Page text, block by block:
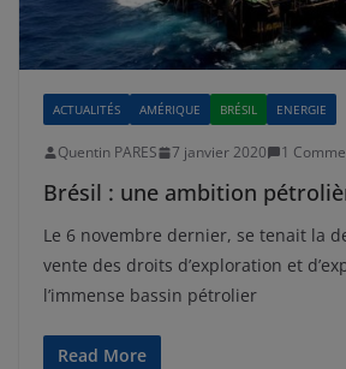
ACTUALITÉS AMÉRIQUE BRÉSIL ENERGIE
Quentin PARES 7 janvier 2020 1
Brésil : une ambition
Le 6 novembre dernier, se tenait la
vente des droits d’exploration et
l’immense bassin pétrolier
Read More